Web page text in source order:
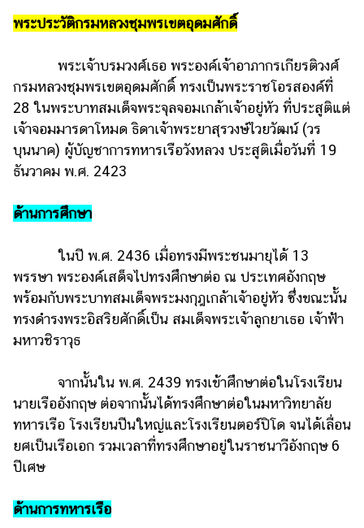
ตกแต่ง
ราคา
ทอง
ราคา
น้ำมัน
วา
แต่งงาน
แม่
และ
สัตว์
เลี้ยง
Infographic
แอปฯ
พระประวัติกรมหลวงชุมพรเขตอุดมศักดิ์
พระเจ้าบรมวงศ์เธอ พระองค์เจ้าอาภากรเกียรติวงศ์
กรมหลวงชุมพรเขตอุดมศักดิ์ ทรงเป็นพระราชโอรสองค์ที่
28 ในพระบาทสมเด็จพระจุลจอมเกล้าเจ้าอยู่หัว ที่ประสูติแต่
เจ้าจอมมารดาโหมด ธิดาเจ้าพระยาสุรวงษ์ไวยวัฒน์ (วร
บุนนาค) ผู้บัญชาการทหารเรือวังหลวง ประสูติเมื่อวันที่ 19
ธันวาคม พ.ศ. 2423
ด้านการศึกษา
ในปี พ.ศ. 2436 เมื่อทรงมีพระชนมายุได้ 13
พรรษา พระองค์เสด็จไปทรงศึกษาต่อ ณ ประเทศอังกฤษ
พร้อมกับพระบาทสมเด็จพระมงกุฎเกล้าเจ้าอยู่หัว ซึ่งขณะนั้น
ทรงดำรงพระอิสริยศักดิ์เป็น สมเด็จพระเจ้าลูกยาเธอ เจ้าฟ้า
มหาวชิราวุธ
จากนั้นใน พ.ศ. 2439 ทรงเข้าศึกษาต่อในโรงเรียน
นายเรืออังกฤษ ต่อจากนั้นได้ทรงศึกษาต่อในมหาวิทยาลัย
ทหารเรือ โรงเรียนปืนใหญ่และโรงเรียนตอร์ปิโด จนได้เลื่อน
ยศเป็นเรือเอก รวมเวลาที่ทรงศึกษาอยู่ในราชนาวีอังกฤษ 6
ปีเศษ
ด้านการทหารเรือ